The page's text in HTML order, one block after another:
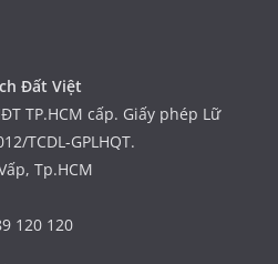
Đất Việt
TP.HCM cấp. Giấy phép Lữ
TCDL-GPLHQT.
Tp.HCM
120 120